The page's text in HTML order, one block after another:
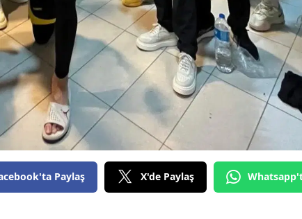
Gaziantep
Giresun
Gümüşhane
Hakkari
Hatay
Isparta
Mersin
Paylaş X'de Paylaş